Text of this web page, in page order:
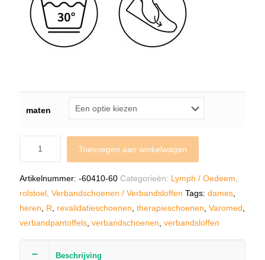
maten
Toevoegen aan winkelwagen
Artikelnummer: -60410-60 Categorieën: Lymph / Oedeem
rolstoel Verbandschoenen / Verbandsloffen Tags: dames
heren
R revalidatieschoenen therapieschoenen Varomed
verbandpantoffels verbandschoenen verbandsloffen
Beschrijving